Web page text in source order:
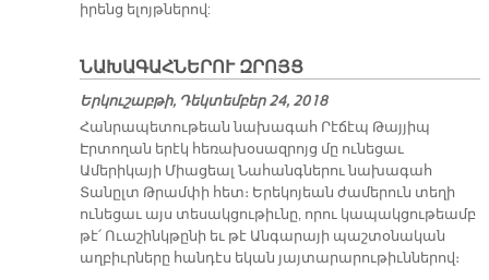
իրենց ելոյթներով:
ՆԱԽԱԳԱՀՆԵՐՈՒ ԶՐՈՅՑ
Երկուշաբթի, Դեկտեմբեր 24, 2018
Հանրապետութեան նախագահ Րէճէպ Թայյիպ
Էրտողան երէկ հեռախօսազրոյց մը ունեցաւ
Ամերիկայի Միացեալ Նահանգներու նախագահ
Տանըլտ Թրամփի հետ։ Երեկոյեան ժամերուն տեղի
ունեցաւ այս տեսակցութիւնը, որու կապակցութեամբ
թէ՛ Ուաշինկթընի եւ թէ Անգարայի պաշտօնական
աղբիւրները հանդէս եկան յայտարարութիւններով։